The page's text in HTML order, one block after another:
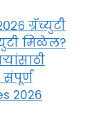
ग्रॅच्युटी
मिळेल?
2026